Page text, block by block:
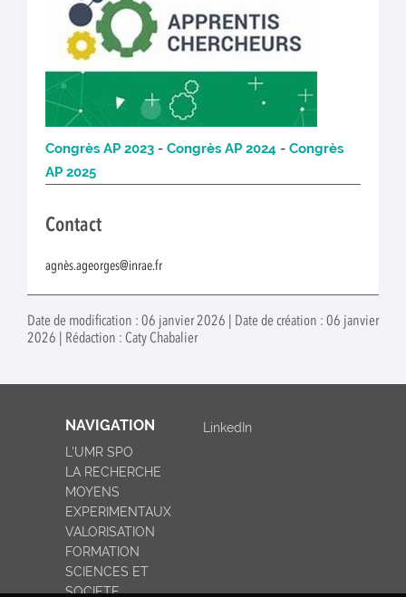
Congrès AP 2023 -Congrès AP 2024 -Congrès
AP 2025
Contact
agnès.ageorges@inrae.fr
Date de modification : 06 janvier 2026 | Date de création : 06 janvier
2026 | Rédaction : Caty Chabalier
NAVIGATION
L'UMR SPO
LA RECHERCHE
MOYENS
EXPERIMENTAUX
VALORISATION
FORMATION
SCIENCES ET
SOCIETE
LinkedIn